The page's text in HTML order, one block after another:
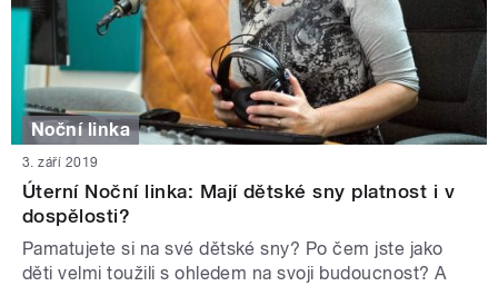
Noční linka
3. září 2019
Úterní Noční linka: Mají dětské sny platnost i v
dospělosti?
Pamatujete si na své dětské sny? Po čem jste jako
děti velmi toužili s ohledem na svoji budoucnost? A